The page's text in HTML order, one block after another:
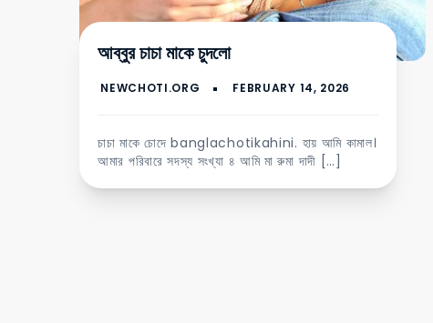
আব্বুর চাচা মাকে চুদলো
চাচা মাকে চোদে banglachotikahini. হায় আমি কামাল।
আমার পরিবারে সদস্য সংখ্যা ৪ আমি মা রুমা দাদী […]